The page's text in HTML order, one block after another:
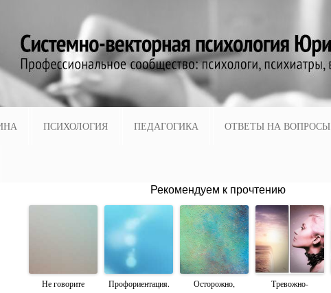
ПСИХОЛОГИЯ ПЕДАГОГИКА ОТВЕТЫ НА ВОПРОСЫ
Рекомендуем к прочтению
Не говорите
Профориентация.
Осторожно,
Тревожно-